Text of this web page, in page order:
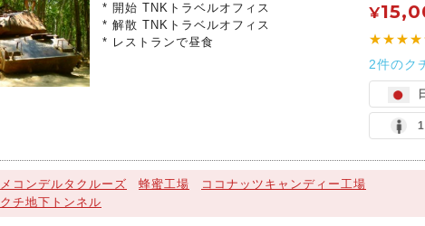
* 開始 TNKトラベルオフィス
* 解散 TNKトラベルオフィス
* レストランで昼食
¥
2件のク
メコンデルタクルーズ 蜂蜜工場
ココナッツキャンディー工場
クチ地下トンネル